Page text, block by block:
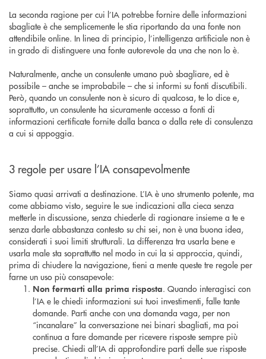
La seconda ragione per cui l’IA potrebbe fornire delle informazioni
sbagliate è che semplicemente le stia riportando da una fonte non
attendibile online. In linea di principio, l’intelligenza artificiale non è
in grado di distinguere una fonte autorevole da una che non lo è.
Naturalmente, anche un consulente umano può sbagliare, ed è
possibile – anche se improbabile – che si informi su fonti discutibili.
Però, quando un consulente non è sicuro di qualcosa, te lo dice e,
soprattutto, un consulente ha sicuramente accesso a fonti di
informazioni certificate fornite dalla banca o dalla rete di consulenza
a cui si appoggia.
3 regole per usare l’IA consapevolmente
Siamo quasi arrivati a destinazione. L’IA è uno strumento potente, ma
come abbiamo visto, seguire le sue indicazioni alla cieca senza
metterle in discussione, senza chiederle di ragionare insieme a te e
senza darle abbastanza contesto su chi sei, non è una buona idea,
considerati i suoi limiti strutturali. La differenza tra usarla bene e
usarla male sta soprattutto nel modo in cui la si approccia, quindi,
prima di chiudere la navigazione, tieni a mente queste tre regole per
farne un uso più consapevole:
Non fermarti alla prima risposta. Quando interagisci con
l’IA e le chiedi informazioni sui tuoi investimenti, falle tante
domande. Parti anche con una domanda vaga, per non
“incanalare” la conversazione nei binari sbagliati, ma poi
continua a fare domande per ricevere risposte sempre più
precise. Chiedi all’IA di approfondire parti delle sue risposte